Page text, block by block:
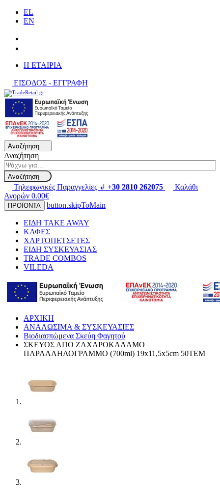
EL
EN
H ΕΤΑΙΡΙΑ
ΕΙΣΟΔΟΣ - ΕΓΓΡΑΦΗ
Αναζήτηση
Αναζήτηση
Αναζήτηση
Τηλεφωνικές Παραγγελίες ↲ +30 2810 262075
Καλάθι
Αγορών 0.00€
ΠΡΟΪΟΝΤΑ button.skipToMain
ΕΙΔΗ TAKE AWAY
ΚΑΦΕΣ
ΧΑΡΤΟΠΕΤΣΕΤΕΣ
ΕΙΔΗ ΣΥΣΚΕΥΑΣΙΑΣ
TRADE COMBOS
VILEDA
ΑΡΧΙΚΗ
ΑΝΑΛΩΣΙΜΑ & ΣΥΣΚΕΥΑΣΙΕΣ
Βιοδιασπώμενα Σκεύη Φαγητού
ΣΚΕΥΟΣ ΑΠΟ ΖΑΧΑΡΟΚΑΛΑΜΟ
ΠΑΡΑΛΛΗΛΟΓΡΑΜΜΟ (700ml) 19x11,5x5cm 50ΤΕΜ